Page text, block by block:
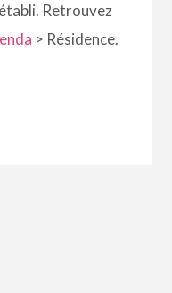
Retrouvez
> Résidence.